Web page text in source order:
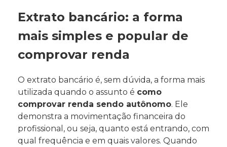
Extrato bancário: a forma
mais simples e popular de
comprovar renda
O extrato bancário é, sem dúvida, a forma mais
utilizada quando o assunto é como
comprovar renda sendo autônomo. Ele
demonstra a movimentação financeira do
profissional, ou seja, quanto está entrando, com
qual frequência e em quais valores. Quando